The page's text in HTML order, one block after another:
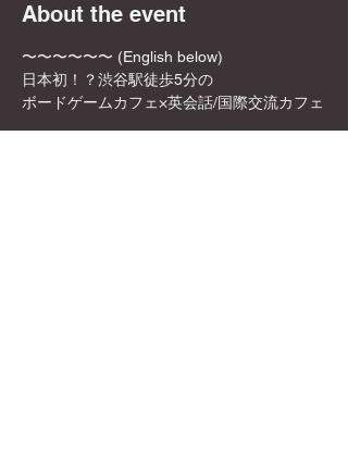
About the event
〜〜〜〜〜〜 (English below)
日本初！？渋谷駅徒歩5分の
ボードゲームカフェ×英会話/国際交流カフェ